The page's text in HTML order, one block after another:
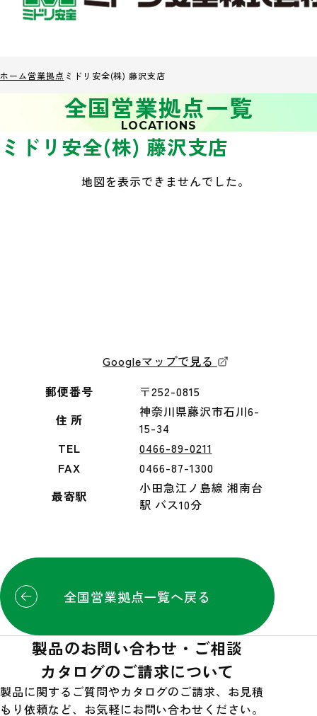
ホーム営業拠点 ミドリ安全(株) 藤沢支店
全国営業拠点一覧
LOCATIONS
ミドリ安全(株) 藤沢支店
地図を表示できませんでした。
Googleマップで見る
郵便番号
〒252-0815
住 所
神奈川県藤沢市石川6-
15-34
TEL
0466-89-0211
FAX
0466-87-1300
最寄駅
小田急江ノ島線 湘南台
駅 バス10分
全国営業拠点一覧へ戻る
製品のお問い合わせ・ご相談
カタログのご請求について
製品に関するご質問やカタログのご請求、お見積
もり依頼など、お気軽にお問い合わせください。